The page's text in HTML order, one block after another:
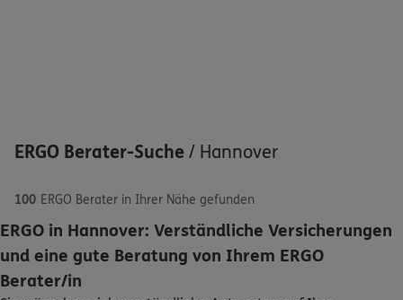
Schaden oder Leistungsfall melden
ERGO Berater-Suche / Hannover
100 ERGO Berater in Ihrer Nähe gefunden
Anh Vu Nguyen
Homepage besuchen
ERGO in Hannover: Verständliche Versicherungen
und eine gute Beratung von Ihrem ERGO
Berater/in